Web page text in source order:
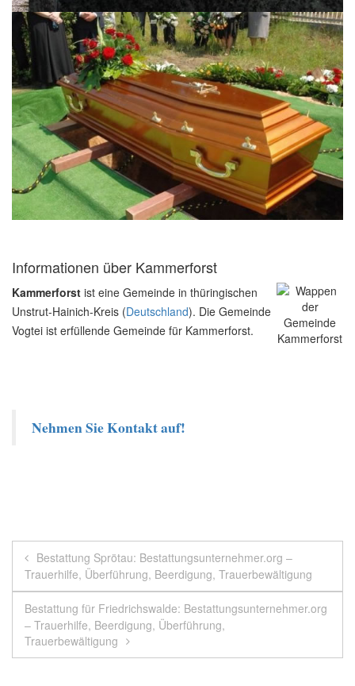
Informationen über Kammerforst
Kammerforst ist eine Gemeinde in thüringischen
Unstrut-Hainich-Kreis (Deutschland). Die Gemeinde
Vogtei ist erfüllende Gemeinde für Kammerforst.
Nehmen Sie Kontakt auf!
Beitragsnavigation
Bestattung Sprötau: Bestattungsunternehmer.org –
Trauerhilfe, Überführung, Beerdigung, Trauerbewältigung
Bestattung für Friedrichswalde: Bestattungsunternehmer.org
– Trauerhilfe, Beerdigung, Überführung,
Trauerbewältigung